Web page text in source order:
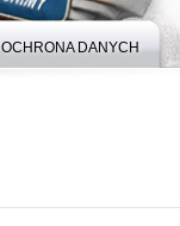
OCHRONA DANYCH